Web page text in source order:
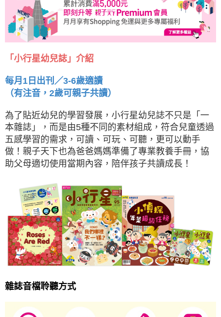
「小行星幼兒誌」介紹
每月1日出刊／3-6歲適讀
（有注音，2歲可親子共讀）
為了貼近幼兒的學習發展，小行星幼兒誌不只是「一
本雜誌」，而是由5種不同的素材組成，符合兒童透過
五感學習的需求，可讀、可玩、可聽，更可以動手
做！親子天下也為爸爸媽媽準備了專業教養手冊，協
助父母適切使用當期內容，陪伴孩子共讀成長！
雜誌音檔聆聽方式